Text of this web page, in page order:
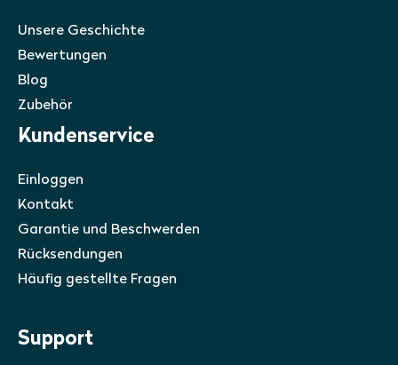
Unsere Geschichte
Bewertungen
Blog
Zubehör
Kundenservice
Einloggen
Kontakt
Garantie und Beschwerden
Rücksendungen
Häufig gestellte Fragen
Support